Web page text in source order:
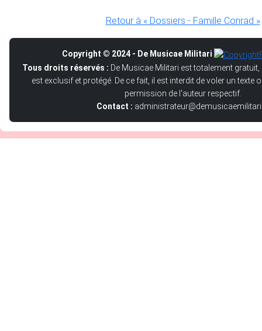
Retour à « Dossiers - Famille Conrad »
Copyright © 2024 - De Musicae Militari
Tous droits réservés : De Musicae Militari est totalement
est exclusif et protégé. De ce fait, il est interdit de voler un texte
permission de l'auteur respectif.
Contact :